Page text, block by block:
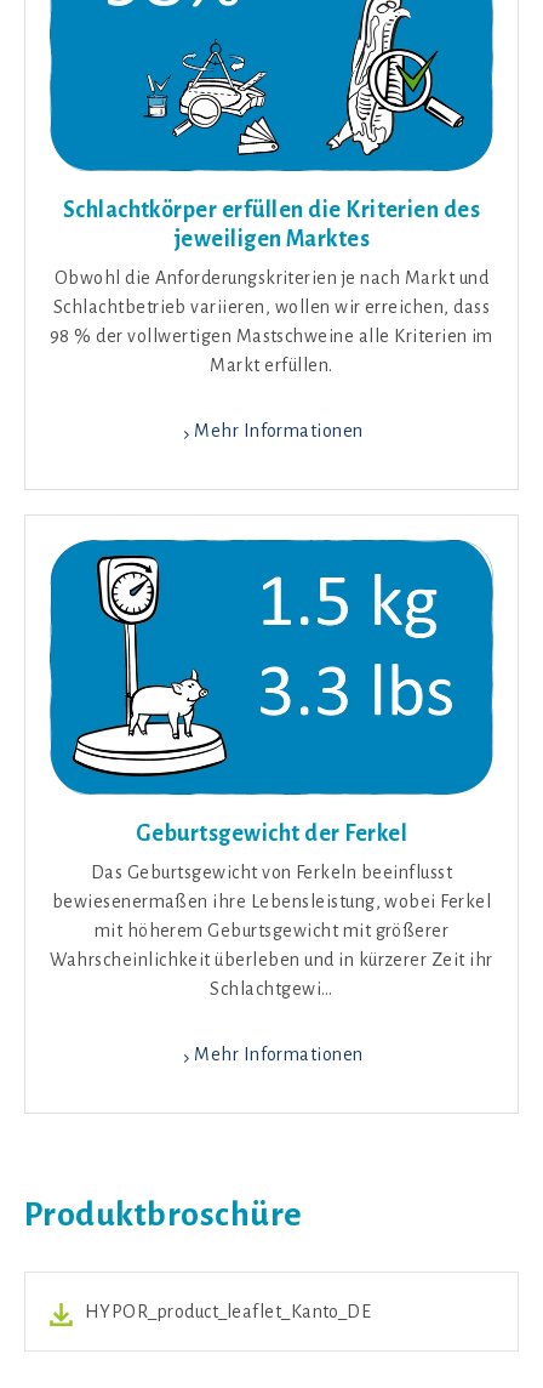
Schlachtkörper erfüllen die Kriterien des
jeweiligen Marktes
Obwohl die Anforderungskriterien je nach Markt und
Schlachtbetrieb variieren, wollen wir erreichen, dass
98 % der vollwertigen Mastschweine alle Kriterien im
Markt erfüllen.
Mehr Informationen
Geburtsgewicht der Ferkel
Das Geburtsgewicht von Ferkeln beeinflusst
bewiesenermaßen ihre Lebensleistung, wobei Ferkel
mit höherem Geburtsgewicht mit größerer
Wahrscheinlichkeit überleben und in kürzerer Zeit ihr
Schlachtgewi…
Mehr Informationen
Produktbroschüre
HYPOR_product_leaflet_Kanto_DE